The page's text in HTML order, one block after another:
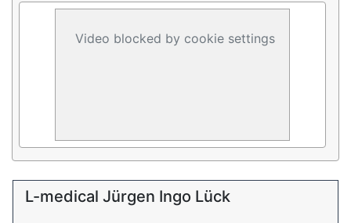
Video blocked by cookie settings
L-medical Jürgen Ingo Lück